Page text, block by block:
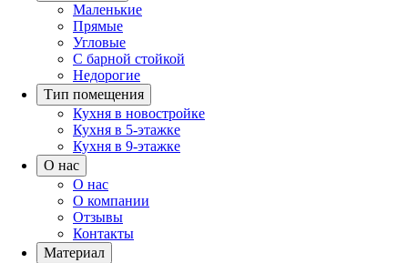
Маленькие
Прямые
Угловые
С барной стойкой
Недорогие
Тип помещения
Кухня в новостройке
Кухня в 5-этажке
Кухня в 9-этажке
О нас
О нас
О компании
Отзывы
Контакты
Материал